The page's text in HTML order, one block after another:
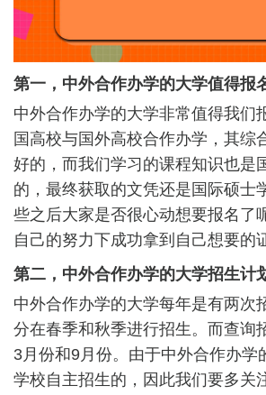
第一，中外合作办学的大学值得报
中外合作办学的大学非常值得我们
国高校与国外高校合作办学，其综
好的，而我们学习的课程知识也是
的，最终获取的文凭还是国际硕士
些之后大家是否很心动想要报名了
自己的努力下成功拿到自己想要的
第二，中外合作办学的大学招生计
中外合作办学的大学每年是有两次
分在春季和秋季进行招生。而查询
3月份和9月份。由于中外合作办学
学校自主招生的，因此我们要多关